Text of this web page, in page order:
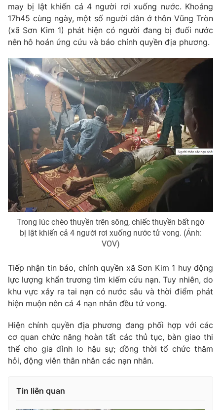
Video Shorts video
VTV Money VTV Thể thao
VTV Sức khoẻ Bất động sản
Thị trường 24h Tấm lòng Việt
VTV4 Vươn mình bằng AI
VTV9 VTV8
Liên hệ tòa soạn English
THỜI BÁO VTV
Theo dõi báo trên
Cơ quan báo chí:Thời báo VTV
Giấy phép hoạt động báo in và báo điện tử số 483/GP-BTTTT
cấp ngày 29/12/2023
Tổng Biên tập:Vũ Thanh Thủy
Nguyễn Trọng Ninh
may bị lật khiến cả 4 người rơi xuống nước. Khoảng
17h45 cùng ngày, một số người dân ở thôn Vũng Tròn
(xã Sơn Kim 1) phát hiện có người đang bị đuối nước
nên hô hoán ứng cứu và báo chính quyền địa phương.
Trong lúc chèo thuyền trên sông, chiếc thuyền bất ngờ
bị lật khiến cả 4 người rơi xuống nước tử vong. (Ảnh:
VOV)
Tiếp nhận tin báo, chính quyền xã Sơn Kim 1 huy động
lực lượng khẩn trương tìm kiếm cứu nạn. Tuy nhiên, do
khu vực xảy ra tai nạn có nước sâu và thời điểm phát
hiện muộn nên cả 4 nạn nhân đều tử vong.
Hiện chính quyền địa phương đang phối hợp với các
cơ quan chức năng hoàn tất các thủ tục, bàn giao thi
thể cho gia đình lo hậu sự; đồng thời tổ chức thăm
hỏi, động viên thân nhân các nạn nhân.
Tin liên quan